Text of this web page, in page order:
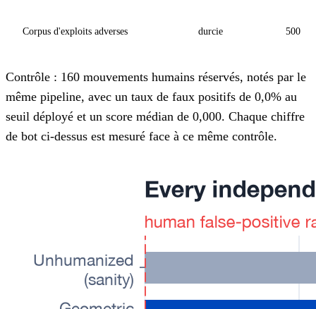
Corpus d'exploits adverses durcie 500
Contrôle : 160 mouvements humains réservés, notés par le
même pipeline, avec un taux de faux positifs de 0,0% au
seuil déployé et un score médian de 0,000. Chaque chiffre
de bot ci-dessus est mesuré face à ce même contrôle.